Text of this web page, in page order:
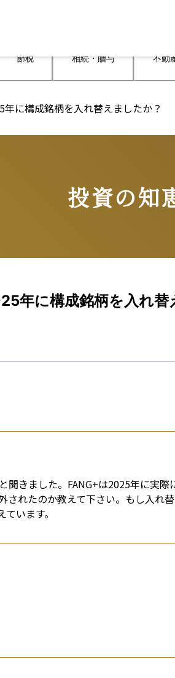
節税 相続・贈与 不動
に構成銘柄を入れ替えましたか？
投資の知
年に構成銘柄を入れ替
聞きました。FANG+は2025年に実際
れたのか教えて下さい。もし入れ
います。